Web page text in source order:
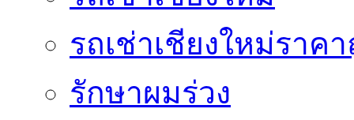
รถเช่าเชียงใหม่ราค
รักษาผมร่วง